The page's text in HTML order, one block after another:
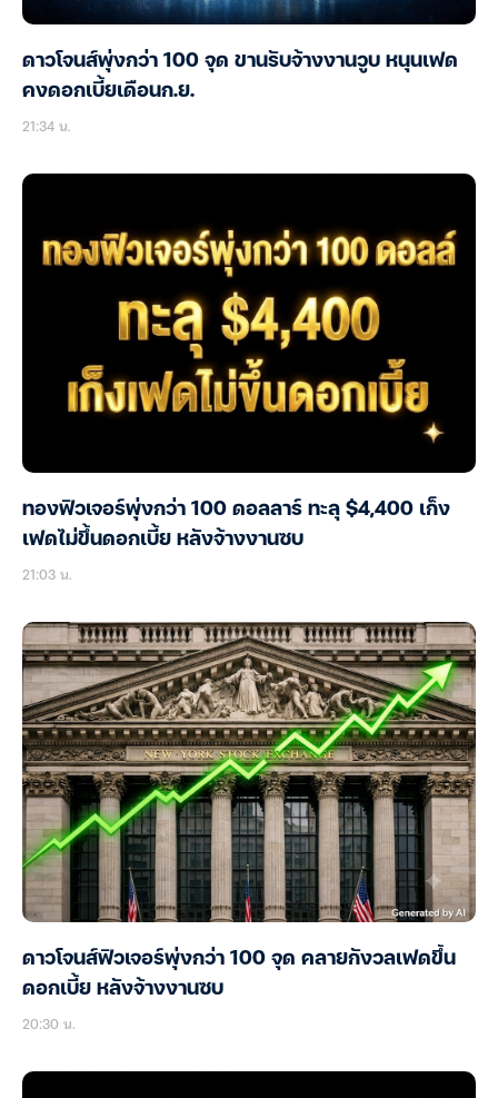
ดาวโจนส์พุ่งกว่า 100 จุด ขานรับจ้างงานวูบ หนุนเฟด
คงดอกเบี้ยเดือนก.ย.
21:34 น.
ทองฟิวเจอร์พุ่งกว่า 100 ดอลลาร์ ทะลุ $4,400 เก็ง
เฟดไม่ขึ้นดอกเบี้ย หลังจ้างงานซบ
21:03 น.
ดาวโจนส์ฟิวเจอร์พุ่งกว่า 100 จุด คลายกังวลเฟดขึ้น
ดอกเบี้ย หลังจ้างงานซบ
20:30 น.